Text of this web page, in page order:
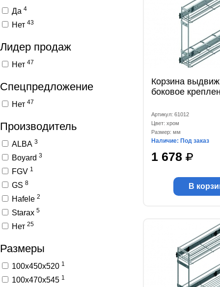
Да 4
Нет 43
Лидер продаж
Нет 47
Спецпредложение
Нет 47
Производитель
ALBA 3
Boyard 3
FGV 1
GS 8
Hafele 2
Starax 5
Нет 25
Размеры
100x450x520 1
100x470x545 1
Корзина
боковое
Артикул: 61012
Цвет: хром
Размер: мм
Наличие: Под заказ
1 678
В